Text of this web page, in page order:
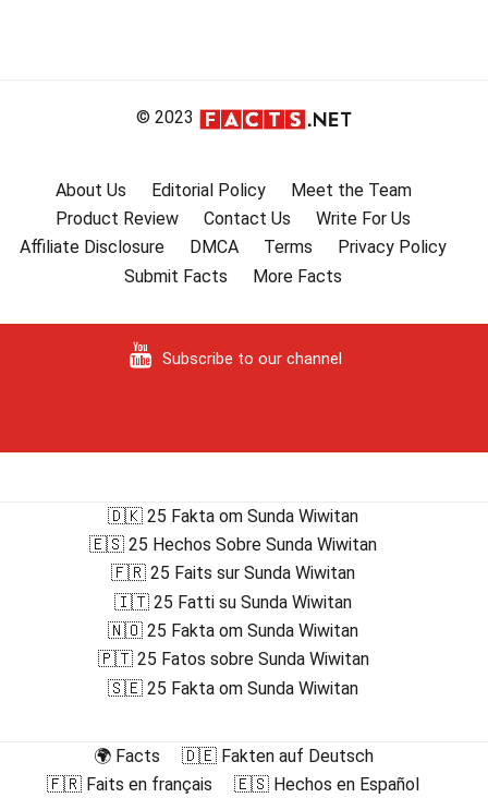
© 2023
About Us Editorial Policy
Meet the Team
Product Review
Contact Us
Write For Us
Affiliate Disclosure
DMCA Terms
Privacy Policy
Submit Facts
More Facts
Subscribe to our channel
🇩🇰 25 Fakta om Sunda Wiwitan
🇪🇸 25 Hechos Sobre Sunda Wiwitan
🇫🇷 25 Faits sur Sunda Wiwitan
🇮🇹 25 Fatti su Sunda Wiwitan
🇳🇴 25 Fakta om Sunda Wiwitan
🇵🇹 25 Fatos sobre Sunda Wiwitan
🇸🇪 25 Fakta om Sunda Wiwitan
🌍 Facts
🇩🇪 Fakten auf Deutsch
🇫🇷 Faits en français
🇪🇸 Hechos en Español